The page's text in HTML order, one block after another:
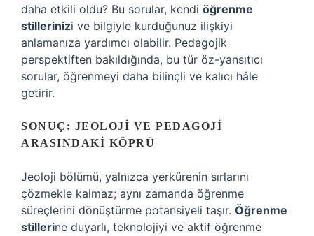
daha etkili oldu? Bu sorular, kendi öğrenme
stillerinizi ve bilgiyle kurduğunuz ilişkiyi
anlamanıza yardımcı olabilir. Pedagojik
perspektiften bakıldığında, bu tür öz-yansıtıcı
sorular, öğrenmeyi daha bilinçli ve kalıcı hâle
getirir.
SONUÇ: JEOLOJI VE PEDAGOJI
ARASINDAKI KÖPRÜ
Jeoloji bölümü, yalnızca yerkürenin sırlarını
çözmekle kalmaz; aynı zamanda öğrenme
süreçlerini dönüştürme potansiyeli taşır. Öğrenme
stillerine duyarlı, teknolojiyi ve aktif öğrenme